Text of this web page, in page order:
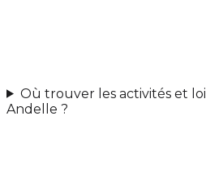
Où trouver les activités et
Andelle ?